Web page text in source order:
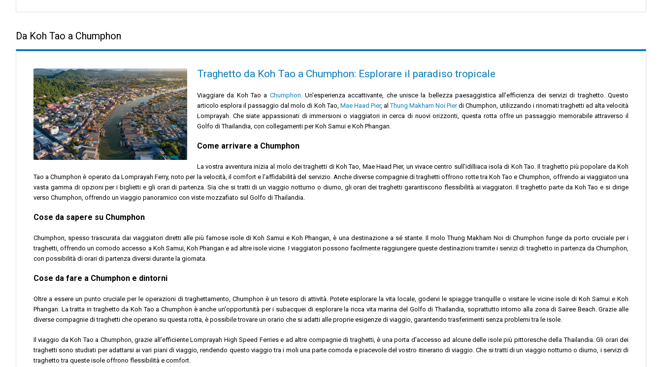
Da Koh Tao a Chumphon
Traghetto da Koh Tao a Chumphon: Esplorare il paradiso tropicale
Viaggiare da Koh Tao a Chumphon. Un'esperienza accattivante, che unisce la bellezza paesaggistica all'efficienza dei servizi di traghetto. Questo
articolo esplora il passaggio dal molo di Koh Tao, Mae Haad Pier, alThung Makham Noi Pierdi Chumphon, utilizzando i rinomati traghetti ad alta velocità
Lomprayah. Che siate appassionati di immersioni o viaggiatori in cerca di nuovi orizzonti, questa rotta offre un passaggio memorabile attraverso il
Golfo di Thailandia, con collegamenti per Koh Samui e Koh Phangan.
Come arrivare a Chumphon
La vostra avventura inizia al molo dei traghetti di Koh Tao, Mae Haad Pier, un vivace centro sull'idilliaca isola di Koh Tao. Il traghetto più popolare da Koh
Tao a Chumphon è operato da Lomprayah Ferry, noto per la velocità, il comfort e l'affidabilità del servizio. Anche diverse compagnie di traghetti offrono rotte tra Koh Tao e Chumphon, offrendo ai viaggiatori una
vasta gamma di opzioni per i biglietti e gli orari di partenza. Sia che si tratti di un viaggio notturno o diurno, gli orari dei traghetti garantiscono flessibilità ai viaggiatori. Il traghetto parte da Koh Tao e si dirige
verso Chumphon, offrendo un viaggio panoramico con viste mozzafiato sul Golfo di Thailandia.
Cose da sapere su Chumphon
Chumphon, spesso trascurata dai viaggiatori diretti alle più famose isole di Koh Samui e Koh Phangan, è una destinazione a sé stante. Il molo Thung Makham Noi di Chumphon funge da porto cruciale per i
traghetti, offrendo un comodo accesso a Koh Samui, Koh Phangan e ad altre isole vicine. I viaggiatori possono facilmente raggiungere queste destinazioni tramite i servizi di traghetto in partenza da Chumphon,
con possibilità di orari di partenza diversi durante la giornata.
Cose da fare a Chumphon e dintorni
Oltre a essere un punto cruciale per le operazioni di traghettamento, Chumphon è un tesoro di attività. Potete esplorare la vita locale, godervi le spiagge tranquille o visitare le vicine isole di Koh Samui e Koh
Phangan. La tratta in traghetto da Koh Tao a Chumphon è anche un'opportunità per i subacquei di esplorare la ricca vita marina del Golfo di Thailandia, soprattutto intorno alla zona di Sairee Beach. Grazie alle
diverse compagnie di traghetti che operano su questa rotta, è possibile trovare un orario che si adatti alle proprie esigenze di viaggio, garantendo trasferimenti senza problemi tra le isole.
Il viaggio da Koh Tao a Chumphon, grazie all'efficiente Lomprayah High Speed Ferries e ad altre compagnie di traghetti, è una porta d'accesso ad alcune delle isole più pittoresche della Thailandia. Gli orari dei
traghetti sono studiati per adattarsi ai vari piani di viaggio, rendendo questo viaggio tra i moli una parte comoda e piacevole del vostro itinerario di viaggio. Che si tratti di un viaggio notturno o diurno, i servizi di
traghetto tra queste isole offrono flessibilità e comfort.